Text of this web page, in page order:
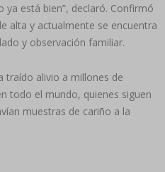
está bien”, declaró. Confirmó
alta y actualmente se encuentra
y observación familiar.
traído alivio a millones de
todo el mundo, quienes siguen
muestras de cariño a la